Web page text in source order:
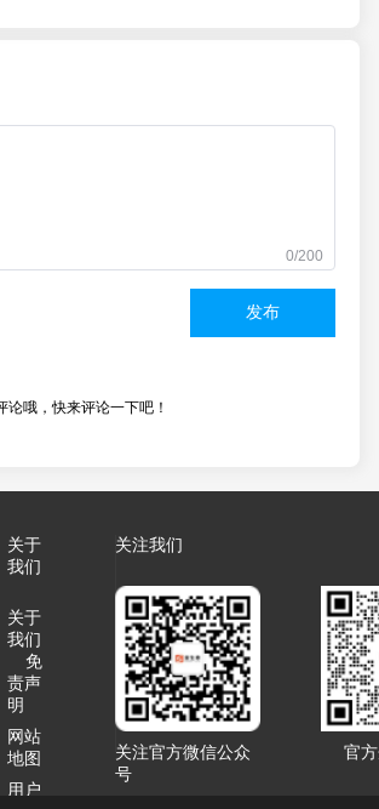
0/200
发布
论哦，快来评论一下吧！
关于
我们
关于
我们
免
责声
明
网站
地图
用户
关注我们
关注官方微信公众
号
官